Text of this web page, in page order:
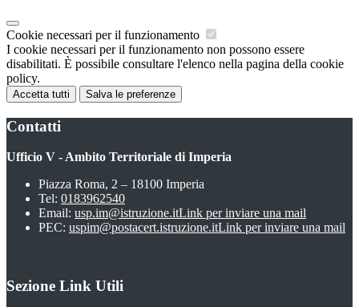
Cookie necessari per il funzionamento
I cookie necessari per il funzionamento non possono essere
disabilitati. È possibile consultare l'elenco nella pagina della cookie
policy.
Accetta tutti Salva le preferenze
Contatti
Ufficio V - Ambito Territoriale di Imperia
Piazza Roma, 2 – 18100 Imperia
Tel: 0183962540
Email: usp.im@istruzione.itLink per inviare una mail
PEC: uspim@postacert.istruzione.itLink per inviare una mail
Sezione Link Utili